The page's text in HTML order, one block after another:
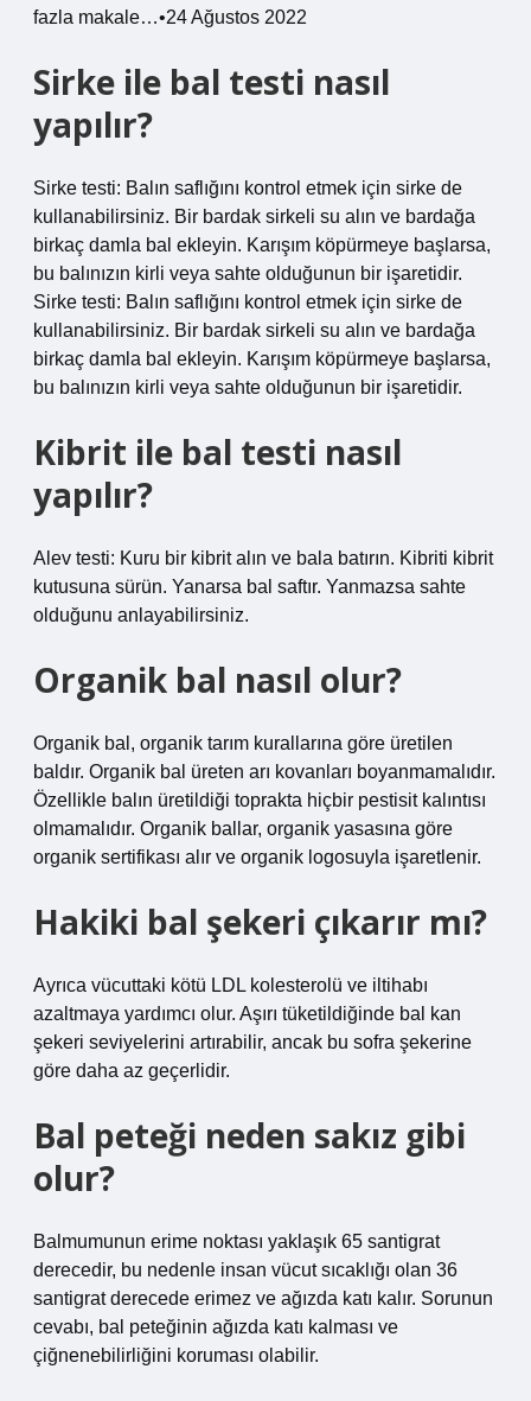
fazla makale…•24 Ağustos 2022
Sirke ile bal testi nasıl
yapılır?
Sirke testi: Balın saflığını kontrol etmek için sirke de
kullanabilirsiniz. Bir bardak sirkeli su alın ve bardağa
birkaç damla bal ekleyin. Karışım köpürmeye başlarsa,
bu balınızın kirli veya sahte olduğunun bir işaretidir.
Sirke testi: Balın saflığını kontrol etmek için sirke de
kullanabilirsiniz. Bir bardak sirkeli su alın ve bardağa
birkaç damla bal ekleyin. Karışım köpürmeye başlarsa,
bu balınızın kirli veya sahte olduğunun bir işaretidir.
Kibrit ile bal testi nasıl
yapılır?
Alev testi: Kuru bir kibrit alın ve bala batırın. Kibriti kibrit
kutusuna sürün. Yanarsa bal saftır. Yanmazsa sahte
olduğunu anlayabilirsiniz.
Organik bal nasıl olur?
Organik bal, organik tarım kurallarına göre üretilen
baldır. Organik bal üreten arı kovanları boyanmamalıdır.
Özellikle balın üretildiği toprakta hiçbir pestisit kalıntısı
olmamalıdır. Organik ballar, organik yasasına göre
organik sertifikası alır ve organik logosuyla işaretlenir.
Hakiki bal şekeri çıkarır mı?
Ayrıca vücuttaki kötü LDL kolesterolü ve iltihabı
azaltmaya yardımcı olur. Aşırı tüketildiğinde bal kan
şekeri seviyelerini artırabilir, ancak bu sofra şekerine
göre daha az geçerlidir.
Bal peteği neden sakız gibi
olur?
Balmumunun erime noktası yaklaşık 65 santigrat
derecedir, bu nedenle insan vücut sıcaklığı olan 36
santigrat derecede erimez ve ağızda katı kalır. Sorunun
cevabı, bal peteğinin ağızda katı kalması ve
çiğnenebilirliğini koruması olabilir.